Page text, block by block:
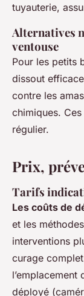
tuyauterie,
Alternatives
ventouse
Pour les petits
dissout
contre les
chimiques.
régulier.
Prix,
Tarifs
Les coûts de
et les
interventions
curage
déployé